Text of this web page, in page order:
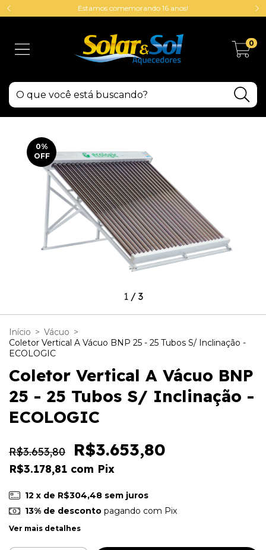
Estamos comemorando 16 anos!
0
0%
OFF
1/ 3
Início > Vácuo >
Coletor Vertical A Vácuo BNP 25 - 25 Tubos S/ Inclinação -
ECOLOGIC
Coletor Vertical A Vácuo BNP
25 - 25 Tubos S/ Inclinação -
ECOLOGIC
R$3.653,80 R$3.653,80
R$3.178,81 com Pix
12 x de R$304,48 sem juros
13% de descontopagando com Pix
Ver mais detalhes